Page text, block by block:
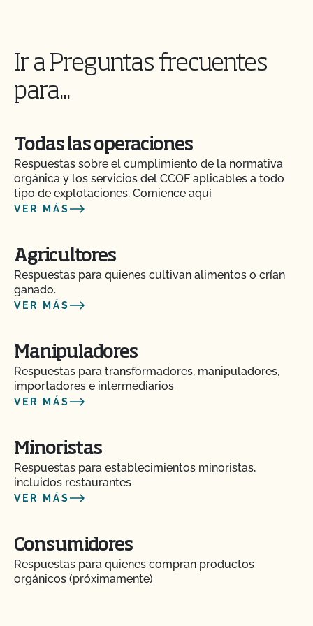
Ir a Preguntas frecuentes
para...
Todas las operaciones
Respuestas sobre el cumplimiento de la normativa
orgánica y los servicios del CCOF aplicables a todo
tipo de explotaciones. Comience aquí
VER MÁS
Agricultores
Respuestas para quienes cultivan alimentos o crían
ganado.
VER MÁS
Manipuladores
Respuestas para transformadores, manipuladores,
importadores e intermediarios
VER MÁS
Minoristas
Respuestas para establecimientos minoristas,
incluidos restaurantes
VER MÁS
Consumidores
Respuestas para quienes compran productos
orgánicos (próximamente)
¿Cómo funcionan las inspecciones orgánicas?
¿Cómo se comparan PrimusGFS y GLOBALG.A.P?
¿Cómo se comparan la normativa orgánica NOP
de la UDSA y la normativa OCal?
¿Cuánto tarda el CCOF en actualizar mi Plan de
Sistema Orgánico (PSO)?
¿Cuánto tiempo se tarda en obtener la
certificación OCal con el CCOF?
¿Cuánto se tarda en obtener el certificado de
¿Cuánto tiempo se tarda en recibir los resultados
de la inspección?
¿Cuánto cuesta la certificación orgánica con
CCOF?
¿Cómo debo prepararme para la inspección?
Soy contacto de varias operaciones. Cómo accedo
a la información de cada operación?